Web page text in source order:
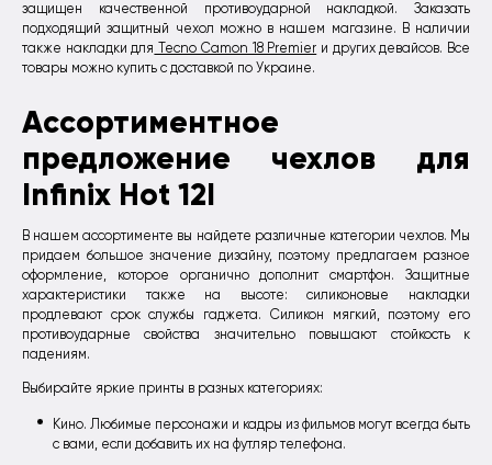
защищен качественной противоударной накладкой. Заказать
подходящий защитный чехол можно в нашем магазине. В наличии
также накладки для
Tecno Camon 18 Premier и других девайсов. Все
товары можно купить с доставкой по Украине.
Ассортиментное
предложение чехлов для
Infinix Hot 12I
В нашем ассортименте вы найдете различные категории чехлов. Мы
придаем большое значение дизайну, поэтому предлагаем разное
оформление, которое органично дополнит смартфон. Защитные
характеристики также на высоте: силиконовые накладки
продлевают срок службы гаджета. Силикон мягкий, поэтому его
противоударные свойства значительно повышают стойкость к
падениям.
Выбирайте яркие принты в разных категориях:
Кино. Любимые персонажи и кадры из фильмов могут всегда быть
с вами, если добавить их на футляр телефона.